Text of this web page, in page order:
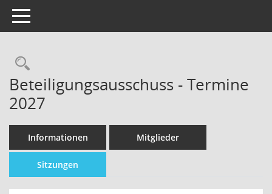
Toggle navigation
Beteiligungsausschuss - Termine
2027
Informationen Mitglieder
Sitzungen